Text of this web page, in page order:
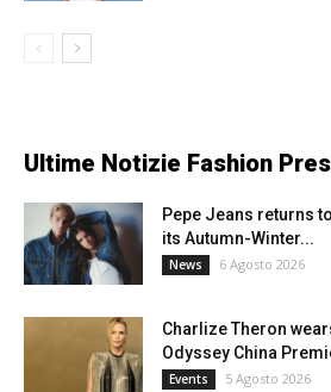
Ultime Notizie Fashion
Pepe Jeans returns
its Autumn-Winter...
News 6 Agosto 2026
Charlize Theron
Odyssey China
Events 5 Agosto 2026